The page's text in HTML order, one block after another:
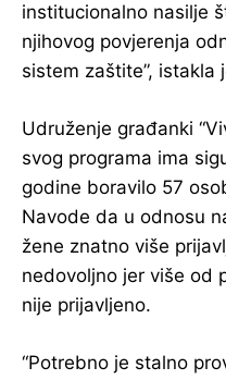
institucionalno nasilje
njihovog povjerenja
sistem zaštite”, istakla
Udruženje građanki
svog programa ima
godine boravilo 57
Navode da u odnosu
žene znatno više
nedovoljno jer više od
nije prijavljeno.
“Potrebno je stalno